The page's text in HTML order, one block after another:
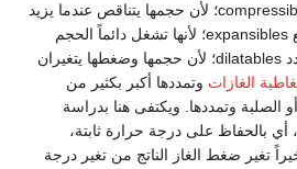
الغازات قابلة للانضغاط compressibles؛ لأن حجمها يتناقص عندما يزيد
الضغط عليها، وقابلة للتوسُّع expansibles؛ لأنها تشغل دائماً الحجم
المتاح لها كاملاً، وقابلة للتمدد dilatables؛ لأن حجمها وضغطها يتغيران
الغازات وتمددها أكبر بكثير من
الصلبة وتمددها. ويكتفى هنا بدراسة
أي بالحفاظ على درجة حرارة ثابتة،
تغير ضغط الغاز الناتج من تغير درجة